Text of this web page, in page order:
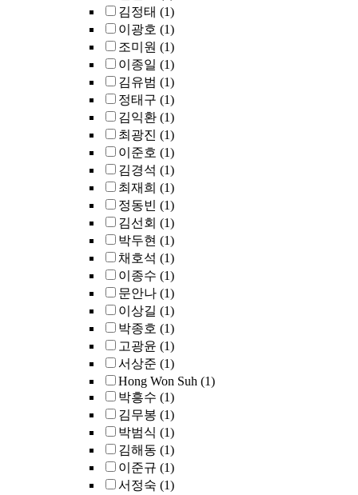
김정태 (1)
이광호 (1)
조미원 (1)
이종일 (1)
김유범 (1)
정태구 (1)
김익환 (1)
최광진 (1)
이준호 (1)
김경석 (1)
최재희 (1)
정동빈 (1)
김선회 (1)
박두현 (1)
채호석 (1)
이종수 (1)
문안나 (1)
이상길 (1)
박종호 (1)
고광윤 (1)
서상준 (1)
Hong Won Suh (1)
박흥수 (1)
김무봉 (1)
박범식 (1)
김해동 (1)
이준규 (1)
서정숙 (1)